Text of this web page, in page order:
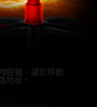
腳輪，讓您移動
地板。